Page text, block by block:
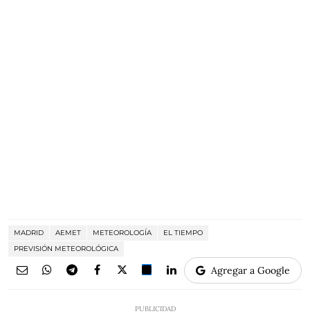
MADRID AEMET METEOROLOGÍA
EL TIEMPO
PREVISIÓN METEOROLÓGICA
Agregar a Google